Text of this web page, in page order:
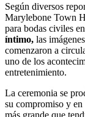
Según diversos
Marylebone Town
para bodas civiles
íntimo, las
comenzaron a
uno de los
entretenimiento.
La ceremonia se
su compromiso y
más grande que